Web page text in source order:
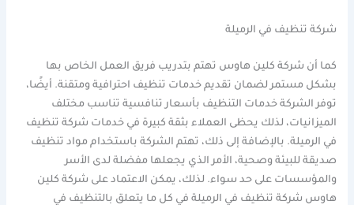
شركة تنظيف في الرميلة
كما أن شركة كلين هاوس تهتم بتدريب فريق العمل الخاص بها
بشكل مستمر لضمان تقديم خدمات تنظيف احترافية ومتقنة. أيضًا،
توفر الشركة خدمات التنظيف بأسعار تنافسية تناسب مختلف
الميزانيات، لذلك يحظى العملاء بثقة كبيرة في خدمات شركة تنظيف
في الرميلة. بالإضافة إلى ذلك، تهتم الشركة باستخدام مواد تنظيف
صديقة للبيئة وصحية، الأمر الذي يجعلها مفضلة لدى الأسر
والمؤسسات على حد سواء. لذلك، يمكن الاعتماد على شركة كلين
هاوس شركة تنظيف في الرميلة في كل ما يتعلق بالتنظيف في